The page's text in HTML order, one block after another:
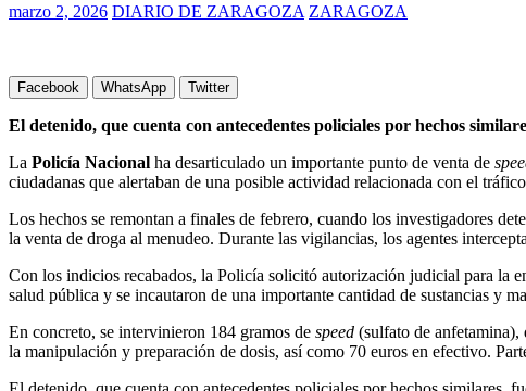
marzo 2, 2026 DIARIO DE ZARAGOZA ZARAGOZA
Facebook WhatsApp Twitter
El detenido, que cuenta con antecedentes policiales por hechos
La Policía Nacional ha desarticulado un importante punto de venta de
ciudadanas que alertaban de una posible actividad relacionada con el
Los hechos se remontan a finales de febrero, cuando los investigadores
la venta de droga al menudeo. Durante las vigilancias, los agentes
Con los indicios recabados, la Policía solicitó autorización judicial para la
salud pública y se incautaron de una importante cantidad de sustancias y
En concreto, se intervinieron 184 gramos de speed (sulfato de
la manipulación y preparación de dosis, así como 70 euros en efectivo.